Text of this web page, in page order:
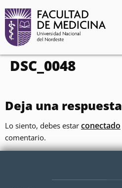
contenido
DSC_0048
Deja una respuesta
Lo siento, debes estar conectado
comentario.